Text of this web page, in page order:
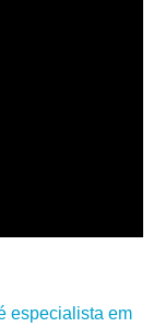
especialista em